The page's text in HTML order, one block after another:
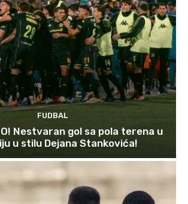
FUDBAL
Nestvaran gol sa pola terena u
u stilu Dejana Stankovića!